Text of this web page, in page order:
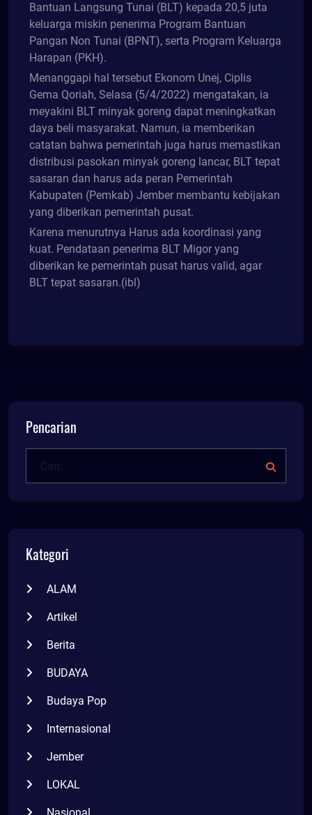
Bantuan Langsung Tunai (BLT) kepada 20,5 juta
keluarga miskin penerima Program Bantuan
Pangan Non Tunai (BPNT), serta Program Keluarga
Harapan (PKH).
Menanggapi hal tersebut Ekonom Unej, Ciplis
Gema Qoriah, Selasa (5/4/2022) mengatakan, ia
meyakini BLT minyak goreng dapat meningkatkan
daya beli masyarakat. Namun, ia memberikan
catatan bahwa pemerintah juga harus memastikan
distribusi pasokan minyak goreng lancar, BLT tepat
sasaran dan harus ada peran Pemerintah
Kabupaten (Pemkab) Jember membantu kebijakan
yang diberikan pemerintah pusat.
Karena menurutnya Harus ada koordinasi yang
kuat. Pendataan penerima BLT Migor yang
diberikan ke pemerintah pusat harus valid, agar
BLT tepat sasaran.(ibl)
Pencarian
Kategori
ALAM
Artikel
Berita
BUDAYA
Budaya Pop
Internasional
Jember
LOKAL